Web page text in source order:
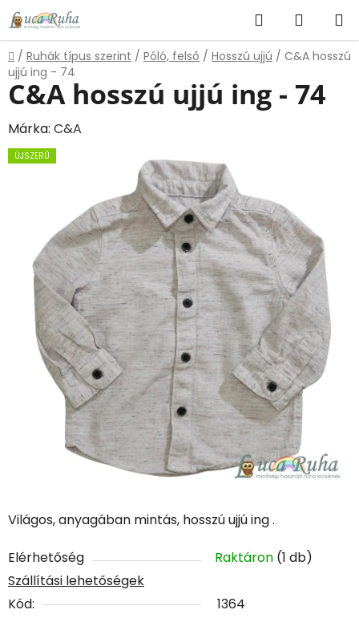
Ugrás
fő
tartalomhoz
KeresésKOSÁR
Kezdőlap
/ Ruhák típus szerint / Póló, felső / Hosszú ujjú / C&A hosszú
ujjú ing - 74
Világos, anyagában mintás, hosszú ujjú ing .
Elérhetőség Raktáron (1 db)
Szállítási lehetőségek
Kód:
1364
C&A hosszú ujjú ing - 74
Márka: C&A
ÚJSZERŰ